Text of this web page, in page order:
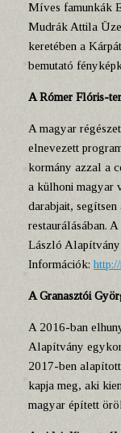
Míves famunkák
Mudrák Attila
keretében a
bemutató
A Rómer Flóris-
A magyar
elnevezett
kormány azzal a
a külhoni magyar
darabjait,
restaurálásában.
László Alapítvány
Információk:
A Granasztói
A 2016-ban
Alapítvány
2017-ben
kapja meg, aki
magyar épített